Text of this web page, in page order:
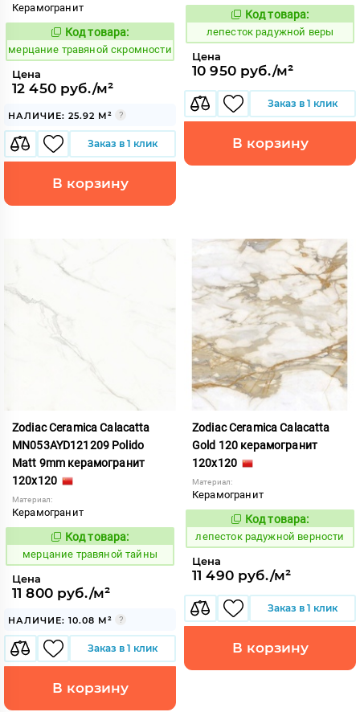
Керамогранит
981718
Код товара:
мерцание травяной скромности
Цена
12 450 руб./м²
НАЛИЧИЕ: 25.92 М²
Заказ в 1 клик
В корзину
868883
Код товара:
лепесток радужной веры
Цена
10 950 руб./м²
Заказ в 1 клик
В корзину
Zodiac Ceramica Calacatta
MN053AYD121209 Polido
Matt 9mm керамогранит
120x120
Материал:
Керамогранит
981726
Код товара:
мерцание травяной тайны
Цена
11 800 руб./м²
НАЛИЧИЕ: 10.08 М²
Заказ в 1 клик
В корзину
Zodiac Ceramica Calacatta
Gold 120 керамогранит
120x120
Материал:
Керамогранит
868881
Код товара:
лепесток радужной верности
Цена
11 490 руб./м²
Заказ в 1 клик
В корзину